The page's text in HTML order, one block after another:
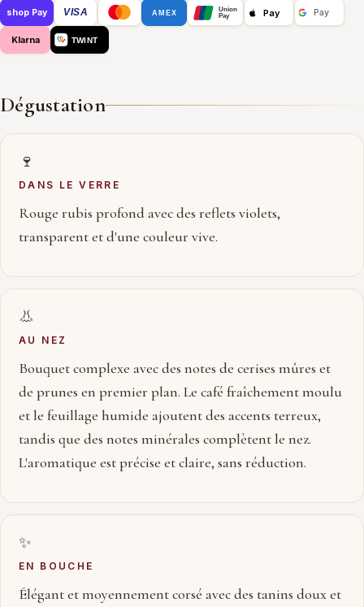
shop Pay VISA AMEX
Union
Pay
Pay Pay
Klarna TWINT
Dégustation
🍷
DANS LE VERRE
Rouge rubis profond avec des reflets violets,
transparent et d'une couleur vive.
👃
AU NEZ
Bouquet complexe avec des notes de cerises mûres et
de prunes en premier plan. Le café fraîchement moulu
et le feuillage humide ajoutent des accents terreux,
tandis que des notes minérales complètent le nez.
L'aromatique est précise et claire, sans réduction.
✨
EN BOUCHE
Élégant et moyennement corsé avec des tanins doux et